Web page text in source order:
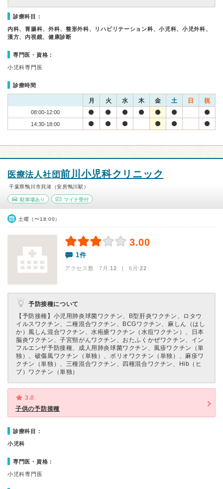
診療科目：
内科、胃腸科、外科、整形外科、リハビリテーション科、小児科、小児外科、
漢方、内視鏡、健康診断
専門医・資格：
小児科専門医
診療時間
月 火 水 木 金 土 日 祝
08:00-12:00
14:30-18:00
医療法人社団前川小児科クリニック
千葉県鴨川市貝渚（安房鴨川駅）
駐車場あり マイナ受付
土曜（〜18:00）
3.00
1件
アクセス数 7月:12 | 6月:22
予防接種について
【予防接種】 小児用肺炎球菌ワクチン、B型肝炎ワクチン、ロタウ
イルスワクチン、二種混合ワクチン、BCGワクチン、麻しん（はし
か）風しん混合ワクチン、水疱瘡ワクチン（水痘ワクチン）、日本
脳炎ワクチン、子宮頸がんワクチン、おたふくかぜワクチン、イン
フルエンザ予防接種、成人用肺炎球菌ワクチン、風疹ワクチン（単
独）、破傷風ワクチン（単独）、ポリオワクチン（単独）、麻疹ワ
クチン（単独）、三種混合ワクチン、四種混合ワクチン、Hib（ヒ
ブ）ワクチン（単独）
3.0
子供の予防接種
診療科目：
小児科
専門医・資格：
小児科専門医